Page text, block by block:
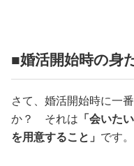
■婚活開始時の身
さて、婚活開始時に一
か？ それは 「会いた
を用意すること」 です。